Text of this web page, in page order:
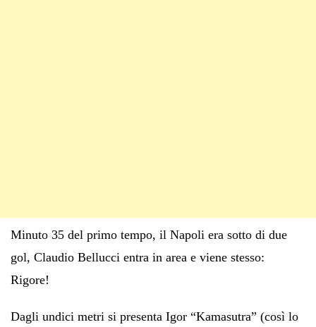
Minuto 35 del primo tempo, il Napoli era sotto di due
gol, Claudio Bellucci entra in area e viene stesso:
Rigore!
Dagli undici metri si presenta Igor “Kamasutra” (così lo